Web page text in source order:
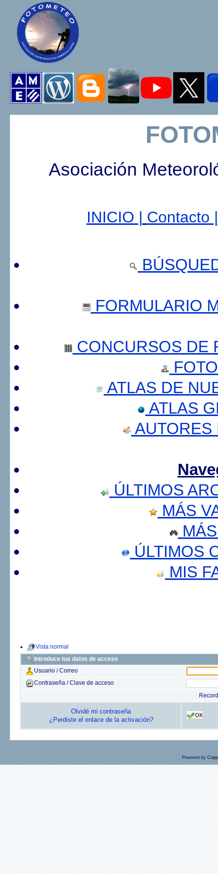
Asociación
INICIO | Contacto |
FORMULARIO
CONCURSOS DE
ATLAS DE
ATLAS
AUTORES
ÚLTIMOS
MÁS
ÚLTIMOS
MIS
Vista normal
Introduce tus datos de acceso
Usuario / Correo
Contraseña / Clave de acceso
Olvidé mi contraseña
¿Perdiste el enlace de la activación?
OK
Powered by